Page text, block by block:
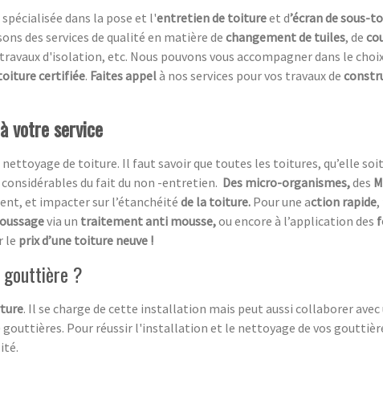
spécialisée dans la pose et l'entretien de toitureet d’écran de sous-
des services de qualité en matière de changement de tuiles, de
d'isolation, etc. Nous pouvons vous accompagner dans le
certifiée. Faites appelà nos services pour vos travaux de
votre service
de toiture. Il faut savoir que toutes les toitures, qu’elle
du fait du non -entretien. Des micro-organismes,des
et impacter sur l’étanchéité de la toiture. Pour une action rapide
via un traitement anti mousse,ou encore à l’application des
le prix d’une toiture neuve !
?
. Il se charge de cette installation mais peut aussi collaborer avec
gouttières. Pour réussir l'installation et le nettoyage de vos